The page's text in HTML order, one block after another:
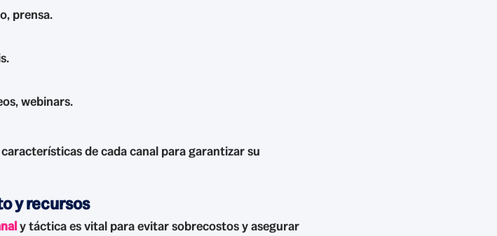
prensa.
webinars.
de cada canal para garantizar su
y recursos
y táctica es vital para evitar sobrecostos y asegurar